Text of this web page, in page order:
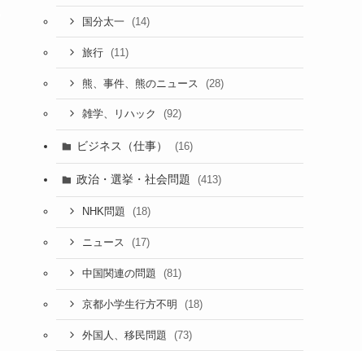
国分太一 (14)
旅行 (11)
熊、事件、熊のニュース (28)
雑学、リハック (92)
ビジネス（仕事） (16)
政治・選挙・社会問題 (413)
NHK問題 (18)
ニュース (17)
中国関連の問題 (81)
京都小学生行方不明 (18)
外国人、移民問題 (73)